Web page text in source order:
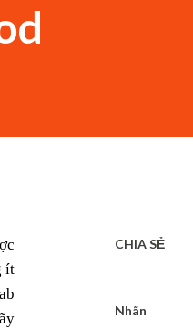
ít
CHIA SẺ
Nhãn